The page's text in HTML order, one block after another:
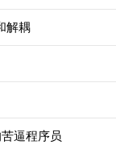
解耦
逼程序员